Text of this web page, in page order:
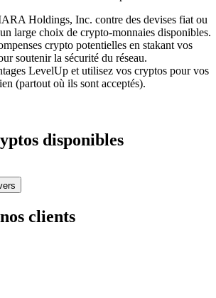
Holdings, Inc. contre des devises fiat ou
large choix de crypto-monnaies disponibles.
crypto potentielles en stakant vos
soutenir la sécurité du réseau.
LevelUp et utilisez vos cryptos pour vos
(partout où ils sont acceptés).
disponibles
clients